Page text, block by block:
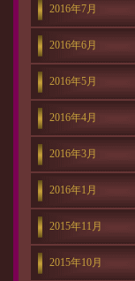
2016年7月
2016年6月
2016年5月
2016年4月
2016年3月
2016年1月
2015年11月
2015年10月